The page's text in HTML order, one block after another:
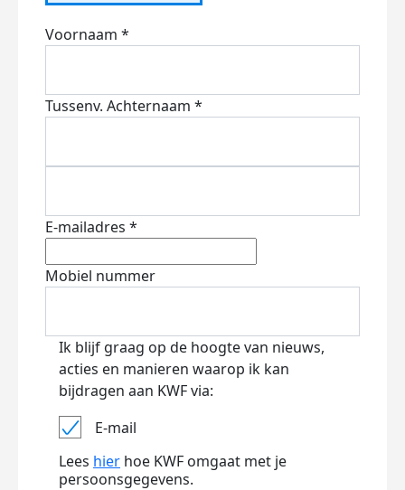
Voornaam *
Tussenv. Achternaam *
E-mailadres *
Mobiel nummer
Ik blijf graag op de hoogte van nieuws,
acties en manieren waarop ik kan
bijdragen aan KWF via:
E-mail
Lees hier hoe KWF omgaat met je
persoonsgegevens.